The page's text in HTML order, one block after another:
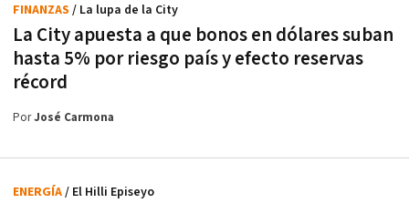
La City apuesta a que bonos en dólares suban
hasta 5% por riesgo país y efecto reservas
récord
FINANZAS / La lupa de la City
PorJosé Carmona
ENERGÍA/ El Hilli Episeyo